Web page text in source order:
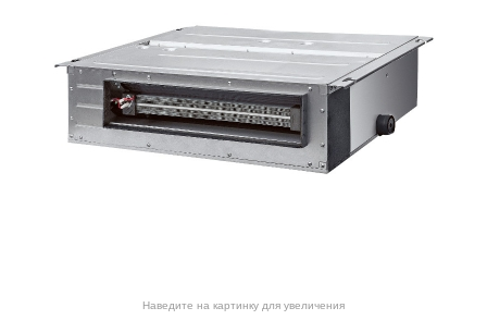
Наведите на картинку для увеличения